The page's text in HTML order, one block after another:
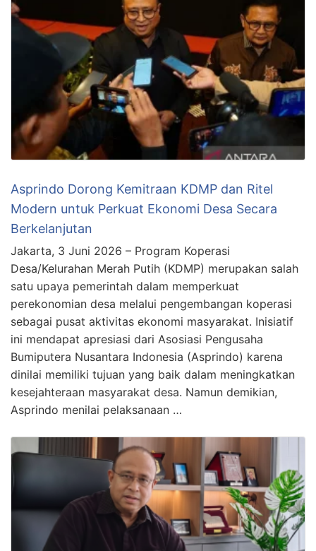
Asprindo Dorong Kemitraan KDMP dan Ritel
Modern untuk Perkuat Ekonomi Desa Secara
Berkelanjutan
Jakarta, 3 Juni 2026 – Program Koperasi
Desa/Kelurahan Merah Putih (KDMP) merupakan salah
satu upaya pemerintah dalam memperkuat
perekonomian desa melalui pengembangan koperasi
sebagai pusat aktivitas ekonomi masyarakat. Inisiatif
ini mendapat apresiasi dari Asosiasi Pengusaha
Bumiputera Nusantara Indonesia (Asprindo) karena
dinilai memiliki tujuan yang baik dalam meningkatkan
kesejahteraan masyarakat desa. Namun demikian,
Asprindo menilai pelaksanaan …